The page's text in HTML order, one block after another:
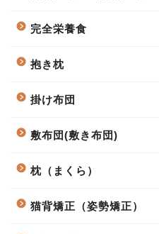
完全栄養食
抱き枕
掛け布団
敷布団(敷き布団)
枕（まくら）
猫背矯正（姿勢矯正）